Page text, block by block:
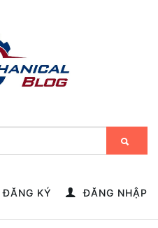
ĐĂNG KÝ ĐĂNG NHẬP